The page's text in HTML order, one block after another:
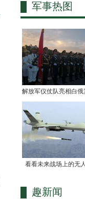
军事热图
解放军仪仗队亮相白俄
看看未来战场上的无
趣新闻